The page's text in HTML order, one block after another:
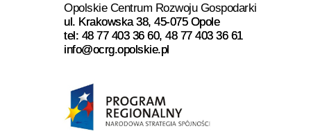
Opolskie Centrum Rozwoju Gospodarki
ul. Krakowska 38, 45-075 Opole
tel: 48 77 403 36 60, 48 77 403 36 61
info@ocrg.opolskie.pl